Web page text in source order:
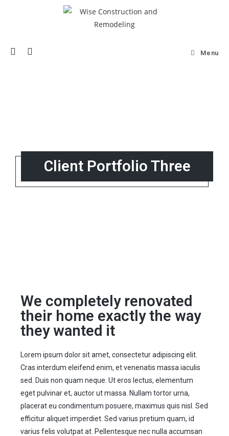
Menu
Client Portfolio Three
We completely renovated
their home exactly the way
they wanted it
Lorem ipsum dolor sit amet, consectetur adipiscing elit.
Cras interdum eleifend enim, et venenatis massa iaculis
sed. Duis non quam neque. Ut eros lectus, elementum
eget pulvinar et, auctor ut massa. Nullam tortor urna,
placerat eu condimentum posuere, maximus quis nisl. Sed
efficitur aliquet imperdiet. Sed varius pretium quam, id
varius felis volutpat at. Pellentesque nec nulla accumsan